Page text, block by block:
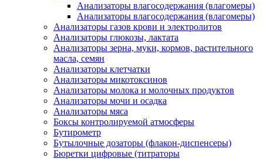
Анализаторы влагосодержания (влагомеры)
Анализаторы влагосодержания (влагомеры)
Анализаторы газов крови и электролитов
Анализаторы глюкозы, лактата
Анализаторы зерна, муки, кормов, растительного
масла, семян
Анализаторы клетчатки
Анализаторы микотоксинов
Анализаторы молока и молочных продуктов
Анализаторы мочи и осадка
Анализаторы мяса
Боксы контролируемой атмосферы
Бутирометр
Бутылочные дозаторы (флакон-диспенсеры)
Бюретки цифровые (титраторы